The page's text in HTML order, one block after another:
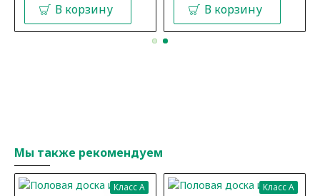
В корзину В корзину
Мы также рекомендуем
Класс A Класс A